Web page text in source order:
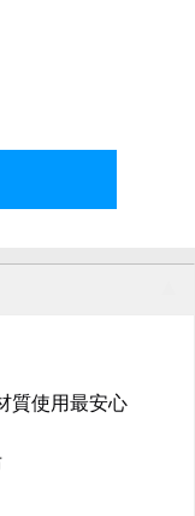
質使用最安心